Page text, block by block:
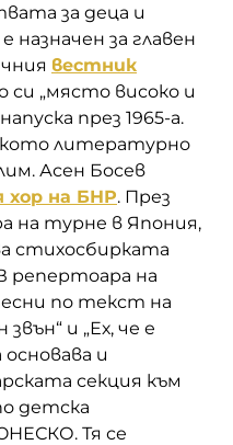
за деца и
назначен за главен
вестник
си „място високо и
през 1965-а.
литературно
Асен Босев
хор на БНР. През
на турне в Япония,
стихосбирката
репертоара на
по текст на
и „Ех, че е
основава и
секция към
детска
Тя се